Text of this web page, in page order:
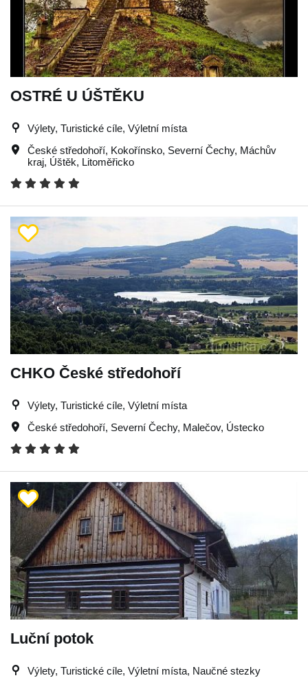
OSTRÉ U ÚŠTĚKU
Výlety, Turistické cíle, Výletní místa
České středohoří, Kokořínsko, Severní Čechy, Máchův
kraj, Úštěk, Litoměřicko
CHKO České středohoří
Výlety, Turistické cíle, Výletní místa
České středohoří, Severní Čechy, Malečov, Ústecko
Luční potok
Výlety, Turistické cíle, Výletní místa, Naučné stezky